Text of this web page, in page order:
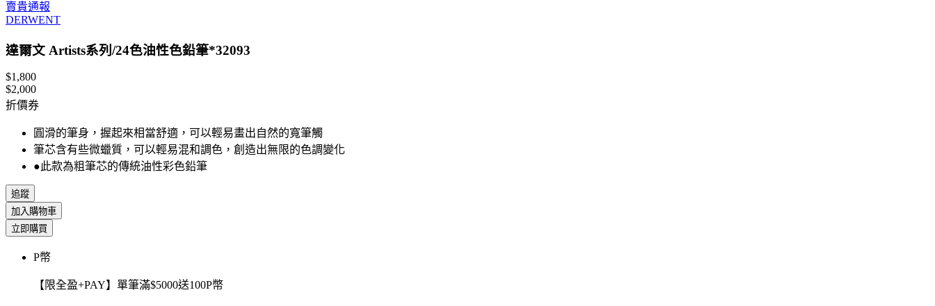
賣貴通報
DERWENT
達爾文 Artists系列/24色油性色鉛筆*32093
$1,800
$2,000
折價券
圓滑的筆身，握起來相當舒適，可以輕易畫出自然的寬筆觸
筆芯含有些微蠟質，可以輕易混和調色，創造出無限的色調變化
●此款為粗筆芯的傳統油性彩色鉛筆
追蹤
加入購物車
立即購買
P幣
【限全盈+PAY】單筆滿$5000送100P幣